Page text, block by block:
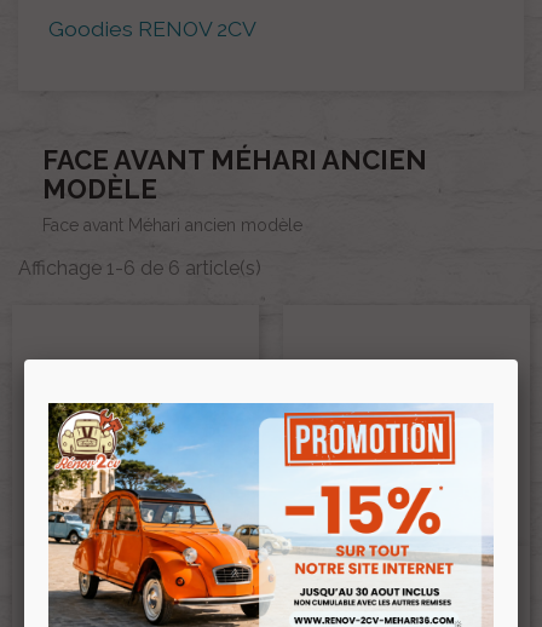
Goodies RENOV 2CV
FACE AVANT MÉHARI ANCIEN
MODÈLE
Face avant Méhari ancien modèle
Affichage 1-6 de 6 article(s)
Face Avant Méhari Ancien
Modèle BLANC BRILLANT
Ref :004012AM
Face Avant Méhari Ancien
Modèle ORANGE
Ref :004012ORANGE/AM